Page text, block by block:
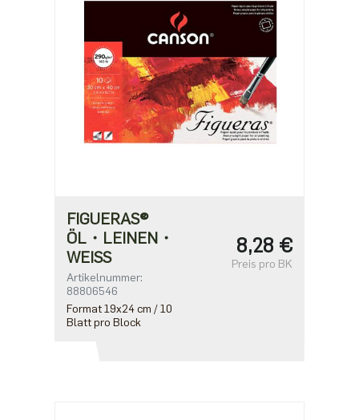
FIGUERAS®
ÖL・LEINEN・
WEISS
Artikelnummer:
88806546
Format 19x24 cm / 10
Blatt pro Block
8,28 €
Preis pro BK